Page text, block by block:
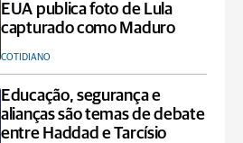
EUA publica foto de Lula
capturado como Maduro
COTIDIANO
Educação, segurança e
alianças são temas de debate
entre Haddad e Tarcísio